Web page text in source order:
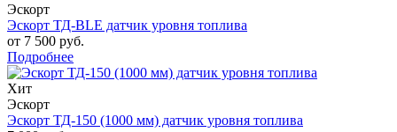
Эскорт
Эскорт ТД-BLE датчик уровня топлива
от 7 500 руб.
Подробнее
Хит
Эскорт
Эскорт ТД-150 (1000 мм) датчик уровня топлива